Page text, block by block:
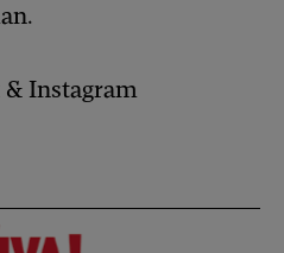
& Instagram